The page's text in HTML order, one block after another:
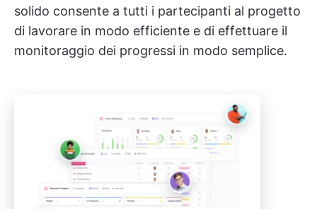
solido consente a tutti i partecipanti al progetto
di lavorare in modo efficiente e di effettuare il
monitoraggio dei progressi in modo semplice.